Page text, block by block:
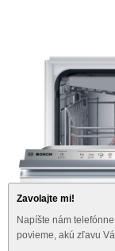
Zavolajte mi!
Napíšte nám
povieme, akú zľavu